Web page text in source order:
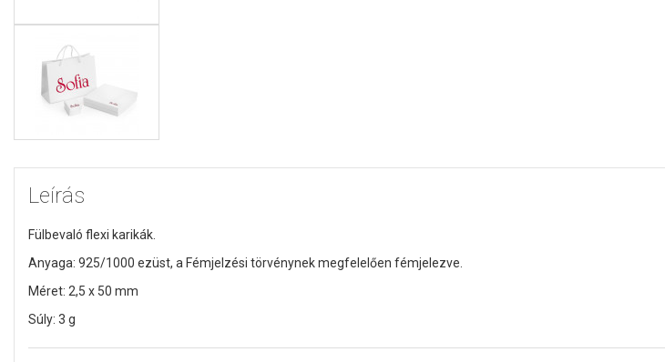
Leírás
Fülbevaló flexi karikák.
Anyaga: 925/1000 ezüst, a Fémjelzési törvénynek megfelelően fémjelezve.
Méret: 2,5 x 50 mm
Súly: 3 g